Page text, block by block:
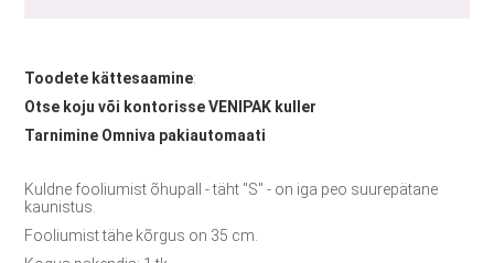
Toodete kättesaamine:
Otse koju või kontorisse VENIPAK kuller
Tarnimine Omniva pakiautomaati
Kuldne fooliumist õhupall - täht "S" - on iga peo suurepätane
kaunistus.
Fooliumist tähe kõrgus on 35 cm.